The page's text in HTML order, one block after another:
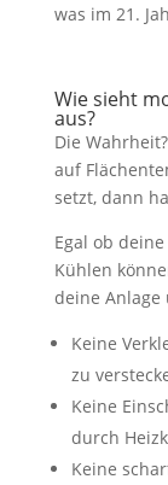
was im 21.
Wie sieht
aus?
Die
auf
setzt, dann
Egal ob
Kühlen
deine Anlage
Keine
zu
Keine
durch
Keine